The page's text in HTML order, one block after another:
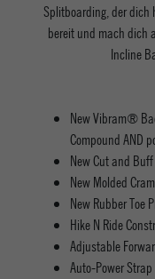
Splitboarding, der dich
bereit und mach dich
Incline
New Vibram®
Compound AND
New Cut and
New Molded
New Rubber Toe
Hike N Ride
Adjustable
Auto-Power Strap